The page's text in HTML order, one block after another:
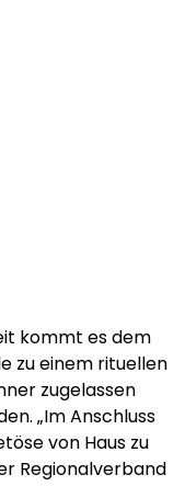
kommt es dem
zu einem rituellen
zugelassen
„Im Anschluss
von Haus zu
Regionalverband